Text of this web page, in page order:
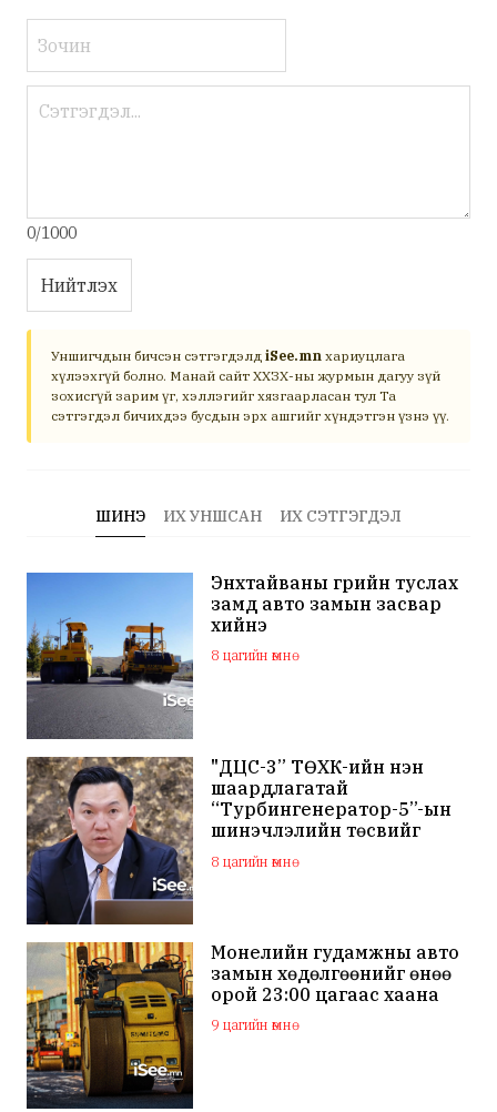
0/1000
Нийтлэх
Уншигчдын бичсэн сэтгэгдэлд iSee.mn хариуцлага
хүлээхгүй болно. Манай сайт ХХЗХ-ны журмын дагуу зүй
зохисгүй зарим үг, хэллэгийг хязгаарласан тул Та
сэтгэгдэл бичихдээ бусдын эрх ашгийг хүндэтгэн үзнэ үү.
ШИНЭ ИХ УНШСАН ИХ СЭТГЭГДЭЛ
Энхтайваны гүүрийн туслах
замд авто замын засвар
хийнэ
8 цагийн өмнө
"ДЦС-3” ТӨХК-ийн нэн
шаардлагатай
“Турбингенератор-5”-ын
шинэчлэлийн төсвийг
шийдвэрлэхээр болов
8 цагийн өмнө
Монелийн гудамжны авто
замын хөдөлгөөнийг өнөө
орой 23:00 цагаас хаана
9 цагийн өмнө